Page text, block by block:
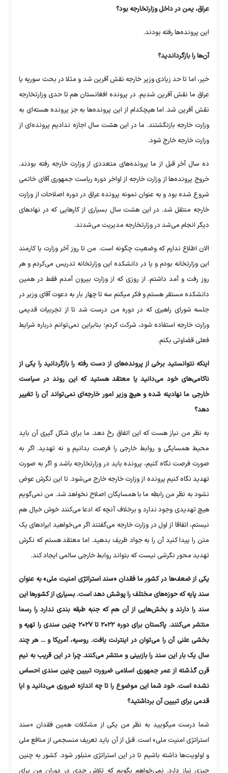
عراق، یمن در داخل وزارتخارجه بود؟
این پرونده‌ها رفته بودند.
آن‌ها را بازگرداندید؟
خیر، اما تا حد زیادی وزیر خارجه نقش آفرین شد و مثلا در بحث سوریه یا
عراق ما نقش آفرین شدیم. در پرونده افغانستان هم تا حدی وزارتخارجه
نقش آفرین شد. اما هیچکدام از این پرونده‌ها به جز پرونده هسته‌ای به
وزارت خارجه بازنگشتند. ما در این هشت سال اجازه ندادیم پرونده‌ای از
وزارت خارجه خارج شود.
ده سال آخر قبل از ما پرونده‌های متعددی از وزارت خارجه رفته بودند.
خروج پرونده‌ها از وزارت خارجه از اواخر دوره ریاست جمهوری آقای خاتمی
شروع شده بود و به عنوان نمونه پرونده عراق در دوره اصلاحات از وزارت
خارجه منتقل شد. در این هشت سال بسیاری از کار‌هایی که در نهاد‌های
دیگر انجام می‌شد در وزارتخارجه مدیریت می‌شدند.
الان اطلاع ندارم که وضعیت چگونه است. من تا روز آخر وزارت یا کارمند
این وزارتخانه بودم و یا در دانشکده این وزارتخانه تدریس می‌کردم و هر
روز رفت و آمد داشتم. از روزی که از وزارت بیرون آمدم فقط در همین
دانشکده مستقر هستم و فکر میکنم سه تا چهار بار به دعوت آقای وزیر در
جلسه شورای راهبری که در دوره من درست شد تا از تجربیات قدیمی
وزارت خارجه استفاده شود، شرکت کردم؛ بنابراین نمی‌توانم درباره شرایط
فعلی قضاوتی بکنم.
اینکه نتوانستید برخی از پرونده‌های از دست رفته را بازگردانید را یکی از
ناکامی‌های خود می‌دانید یا معتقد هستید که این روند در سیاست
خارجی ما نهادینه شده و هیچ وزیر امور خارجه‌ای نمی‌تواند آن را تغییر
دهد؟
به نظر من نیاز هست که این اتفاق رخ دهد. ما برای شکل گیری آن باید
محیط همسایگی و روابط خارجی را فرصت بدانیم و نه تهدید. اگر به
صورت فرصت نگاه کنیم، پرونده باید در وزارتخارجه باشد و اگر به صورت
تهدید نگاه کنیم پرونده از وزارت خارجه خارج می‌شود. تا این نگرش عوض
نشود به نظر من رابطه ما با همسایگان اصلاح نخواهد شد. من نمی‌گویم
هیچ تهدیدی وجود ندارد و برخلاف آنچه که ادعا می‌کنند خوش خیال هم
نیستم، اتفاقا از اول در وزارت خارجه می‌گفتند اگر می‌خواهید ایراد‌های یک
متن را پیدا کنید آن را به جواد ظریف بدهید. اما معتقد هستم که نگرش
تهدید محور نگرشی نیست که بتواند روابط خارجی سالمی ایجاد کند.
یکی از ضعف‌ها در کشور ما فقدان «سند استراتژی امنیت ملی» به عنوان
سند پایه که حوزه‌های مختلف را پوشش دهد است. بسیاری از کشور‌ها این
سند را دارند و بخش‌هایی از آن هم که جنبه طبقه بندی ندارد را رسما
منتشر می‌کنند. پاکستان برای دوره ۲۰۲۲ تا ۲۰۲۷ چنین سندی را تهیه و
بخشی علنی آن را می‌توان در اینترنت یافت. روسیه، آمریکا و ... هر چند
سال یک بار این سند را بازبینی و منتشر می‌کنند. چرا در این قریب به نیم
قرن گذشته از عمر جمهوری اسلامی ضرورت تبیین چنین سندی احساس
نشده است. خود شما این موضوع را تا چه اندازه ضروری می‌دانید و ایا
قدمی برای تبیین آن برداشتید؟
شما درست میگویید به نظر من یکی از مشکلات همین فقدان «سند
استراتژی امنیت ملی» است. قبل از آن باید تعریف منسجمی از منافع ملی
و اولویت‌ها داشته باشیم تا در این استراتژی متبلور شود. کشور به چنین